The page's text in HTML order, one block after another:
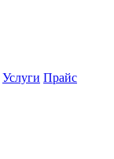
Услуги Прайс